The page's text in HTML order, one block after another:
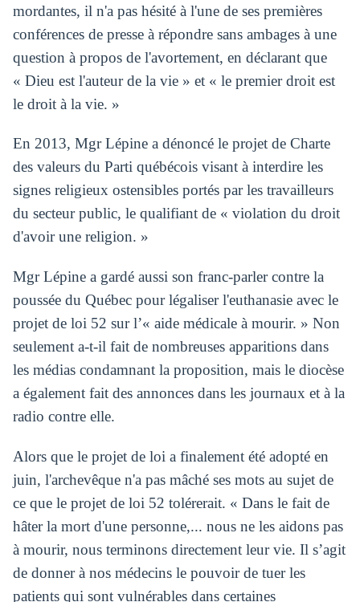
mordantes, il n'a pas hésité à l'une de ses premières
conférences de presse à répondre sans ambages à une
question à propos de l'avortement, en déclarant que
« Dieu est l'auteur de la vie » et « le premier droit est
le droit à la vie. »
En 2013, Mgr Lépine a dénoncé le projet de Charte
des valeurs du Parti québécois visant à interdire les
signes religieux ostensibles portés par les travailleurs
du secteur public, le qualifiant de « violation du droit
d'avoir une religion. »
Mgr Lépine a gardé aussi son franc-parler contre la
poussée du Québec pour légaliser l'euthanasie avec le
projet de loi 52 sur l’« aide médicale à mourir. » Non
seulement a-t-il fait de nombreuses apparitions dans
les médias condamnant la proposition, mais le diocèse
a également fait des annonces dans les journaux et à la
radio contre elle.
Alors que le projet de loi a finalement été adopté en
juin, l'archevêque n'a pas mâché ses mots au sujet de
ce que le projet de loi 52 tolérerait. « Dans le fait de
hâter la mort d'une personne,... nous ne les aidons pas
à mourir, nous terminons directement leur vie. Il s’agit
de donner à nos médecins le pouvoir de tuer les
patients qui sont vulnérables dans certaines